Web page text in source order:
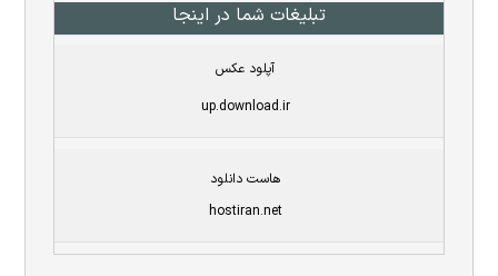
تبلیغات شما در اینجا
آپلود عکس
up.download.ir
هاست دانلود
hostiran.net